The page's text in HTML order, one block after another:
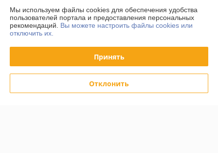
Доставка и оплата
Полная версия сайта
Политика обработки cookies
Мы используем файлы cookies для обеспечения удобства
пользователей портала и предоставления персональных
рекомендаций. Вы можете настроить файлы cookies или
отключить их.
Принять
Отклонить